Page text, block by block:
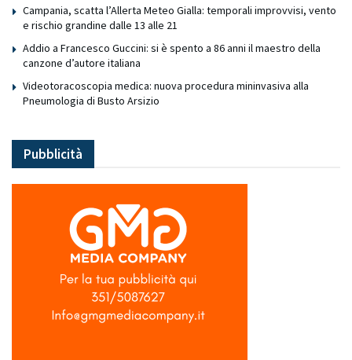
Campania, scatta l’Allerta Meteo Gialla: temporali improvvisi, vento
e rischio grandine dalle 13 alle 21
Addio a Francesco Guccini: si è spento a 86 anni il maestro della
canzone d’autore italiana
Videotoracoscopia medica: nuova procedura mininvasiva alla
Pneumologia di Busto Arsizio
Pubblicità